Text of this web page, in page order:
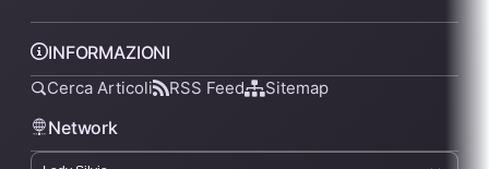
INFORMAZIONI
Cerca Articoli RSS Feed Sitemap
Network